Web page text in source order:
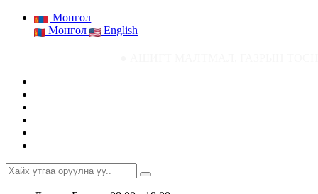
Монгол
Монгол
English